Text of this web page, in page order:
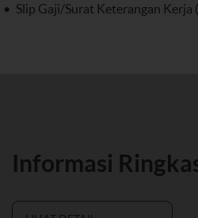
Slip Gaji/Surat Keterangan Kerja
Informasi